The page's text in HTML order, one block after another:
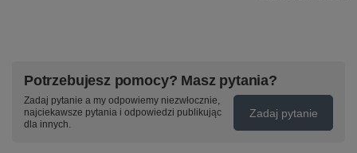
Potrzebujesz pomocy? Masz pytania?
Zadaj pytanie a my odpowiemy niezwłocznie,
najciekawsze pytania i odpowiedzi publikując
dla innych.
Zadaj pytanie